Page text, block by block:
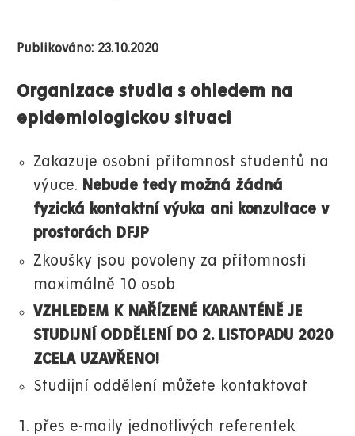
Publikováno: 23.10.2020
Organizace studia s ohledem na
epidemiologickou situaci
Zakazuje osobní přítomnost studentů na
výuce. Nebude tedy možná žádná
fyzická kontaktní výuka ani konzultace v
prostorách DFJP
Zkoušky jsou povoleny za přítomnosti
maximálně 10 osob
VZHLEDEM K NAŘÍZENÉ KARANTÉNĚ JE
STUDIJNÍ ODDĚLENÍ DO 2. LISTOPADU 2020
ZCELA UZAVŘENO!
Studijní oddělení můžete kontaktovat
přes e-maily jednotlivých referentek